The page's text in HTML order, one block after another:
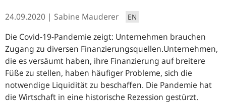
24.09.2020 Sabine Mauderer EN
Die Covid-19-Pandemie zeigt: Unternehmen brauchen
Zugang zu diversen Finanzierungsquellen.Unternehmen,
die es versäumt haben, ihre Finanzierung auf breitere
Füße zu stellen, haben häufiger Probleme, sich die
notwendige Liquidität zu beschaffen. Die Pandemie hat
die Wirtschaft in eine historische Rezession gestürzt.